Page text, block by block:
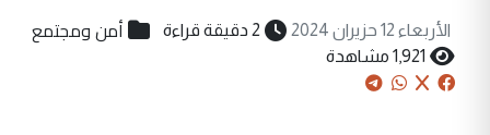
الأربعاء 12 حزيران 2024 2 دقيقة قراءة أمن ومجتمع
1,921 مشاهدة